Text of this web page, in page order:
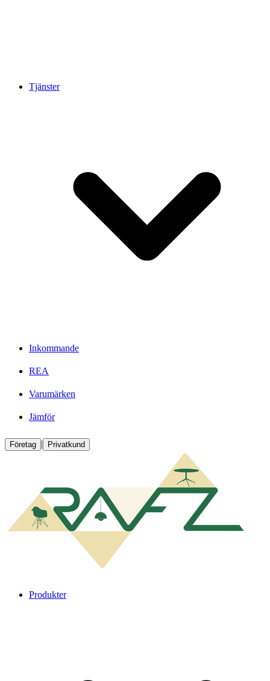
Tjänster
Inkommande
REA
Varumärken
Jämför
Företag | Privatkund
Produkter